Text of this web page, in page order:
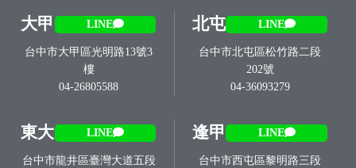
大甲 LINE
台中市大甲區光明路13號3
樓
04-26805588
北屯 LINE
台中市北屯區松竹路二段
202號
04-36093279
東大 LINE
台中市龍井區臺灣大道五段
逢甲 LINE
台中市西屯區黎明路三段